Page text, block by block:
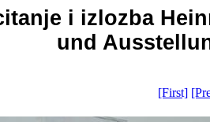
i izlozba
und
[First]